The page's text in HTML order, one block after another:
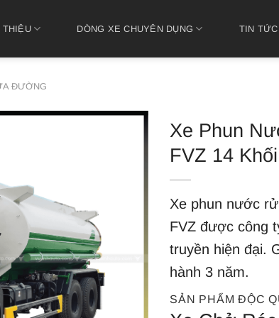
DÒNG XE CHUYÊN DỤNG TIN TỨC
ĐƯỜNG
Xe Phun
FVZ 14 Khối
Xe phun nước
FVZ được công
truyền hiện đại.
hành 3 năm.
SẢN PHẨM ĐỘC